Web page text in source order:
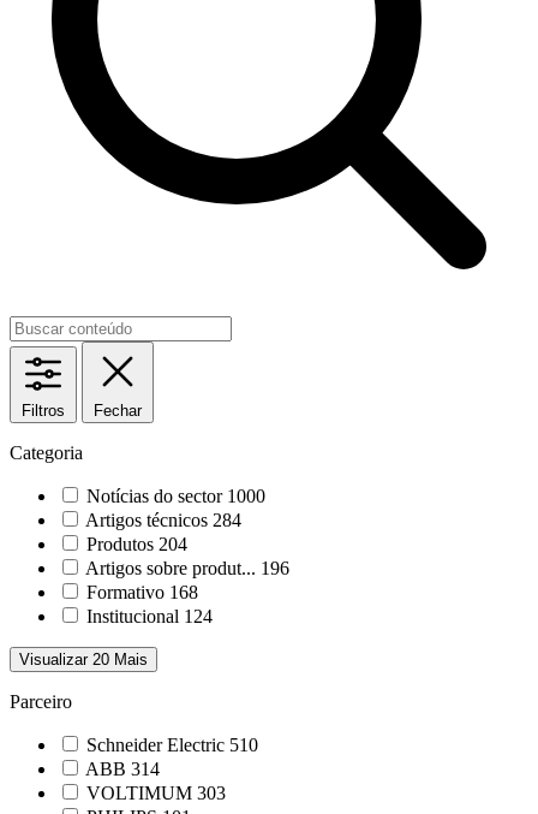
Filtros Fechar
Categoria
Notícias do sector 1000
Artigos técnicos 284
Produtos 204
Artigos sobre produt... 196
Formativo 168
Institucional 124
Visualizar 20 Mais
Parceiro
Schneider Electric 510
ABB 314
VOLTIMUM 303